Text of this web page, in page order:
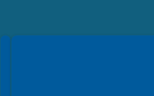
Spełniamy standardy WCAG 2.2
Spełniamy standardy W3C